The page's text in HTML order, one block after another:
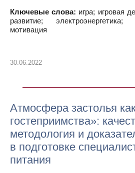
Ключевые слова: игра; игровая
развитие;
мотивация
30.06.2022
Атмосфера застолья
гостеприимства»:
методология и
в подготовке
питания